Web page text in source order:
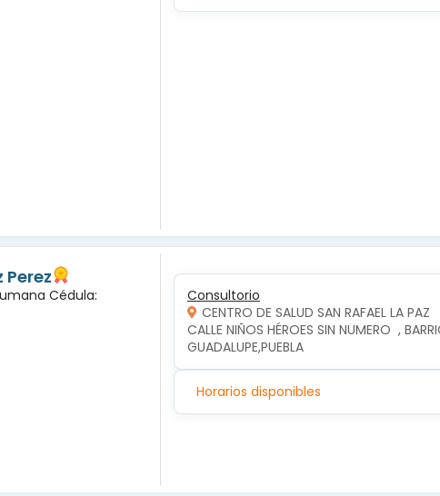
Perez
Cédula:
Consultorio
CENTRO DE SALUD SAN RAFAEL LA PAZ
CALLE NIÑOS HÉROES SIN NUMERO  ,
GUADALUPE,PUEBLA
Horarios disponibles